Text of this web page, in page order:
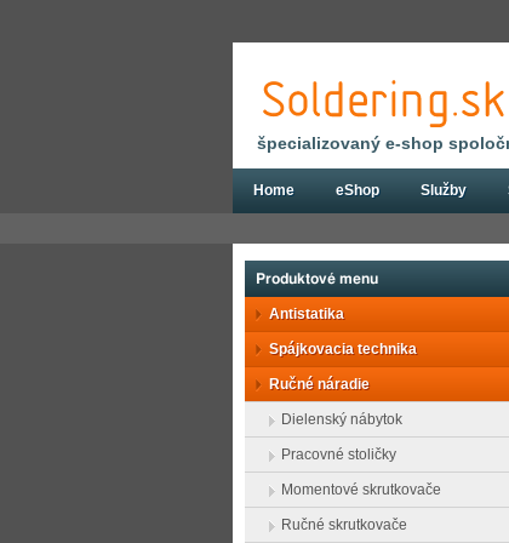
Produktové menu
Antistatika
Spájkovacia technika
Ručné náradie
Dielenský nábytok
Pracovné stoličky
Momentové skrutkovače
Ručné skrutkovače
špecializovaný e-shop
Home eShop Služby